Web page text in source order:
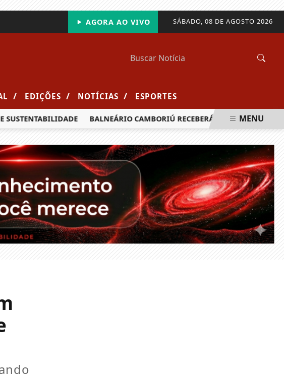
SÁBADO, 08 DE AGOSTO 2026
AGORA AO VIVO
/ EDIÇÕES / NOTÍCIAS / ESPORTES
BALNEÁRIO CAMBORIÚ RECEBERÁ MAIS DE 120MENU